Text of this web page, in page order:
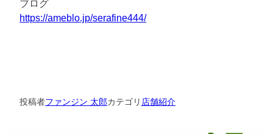
ブログ
https://ameblo.jp/serafine444/
投稿者ファンジン 太郎カテゴリ 店舗紹介